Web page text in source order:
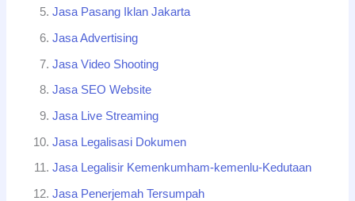
Jasa Pasang Iklan Jakarta
Jasa Advertising
Jasa Video Shooting
Jasa SEO Website
Jasa Live Streaming
Jasa Legalisasi Dokumen
Jasa Legalisir Kemenkumham-kemenlu-Kedutaan
Jasa Penerjemah Tersumpah